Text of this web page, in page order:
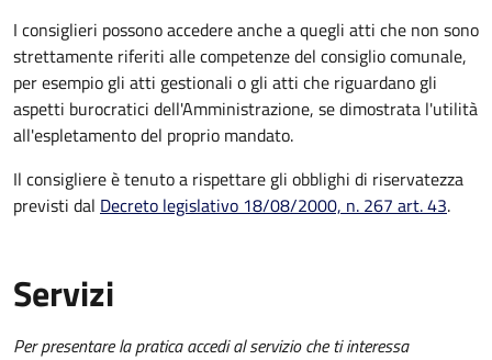
I consiglieri possono accedere anche a quegli atti che non sono
strettamente riferiti alle competenze del consiglio comunale,
per esempio gli atti gestionali o gli atti che riguardano gli
aspetti burocratici dell'Amministrazione, se dimostrata l'utilità
all'espletamento del proprio mandato.
Il consigliere è tenuto a rispettare gli obblighi di riservatezza
previsti dal Decreto legislativo 18/08/2000, n. 267 art. 43.
Servizi
Per presentare la pratica accedi al servizio che ti interessa